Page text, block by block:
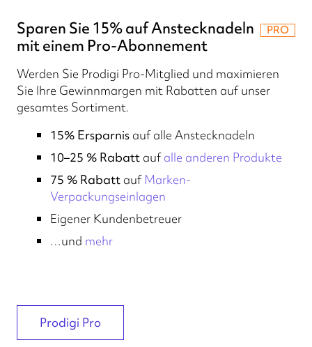
Sparen Sie 15% auf Anstecknadeln
mit einem Pro-Abonnement
PRO
Werden Sie Prodigi Pro-Mitglied und maximieren
Sie Ihre Gewinnmargen mit Rabatten auf unser
gesamtes Sortiment.
15% Ersparnis auf alle Anstecknadeln
10–25 % Rabatt aufalle anderen Produkte
75 % Rabatt aufMarken-
Verpackungseinlagen
Eigener Kundenbetreuer
…und mehr
Prodigi Pro